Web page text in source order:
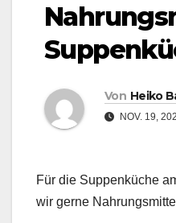
Von Heiko
NOV. 19,
Für die Suppenküche
wir gerne